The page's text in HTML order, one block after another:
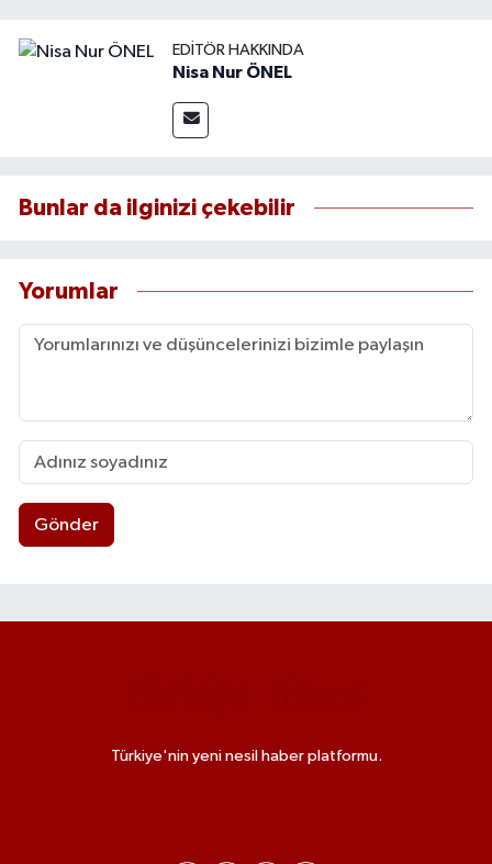
EDITÖR HAKKINDA
Nisa Nur ÖNEL
Bunlar da ilginizi çekebilir
Yorumlar
Gönder
Türkiye'nin yeni nesil haber platformu.